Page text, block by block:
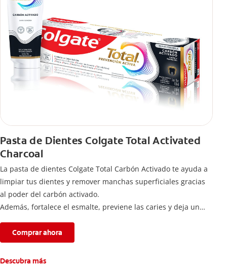
Pasta de Dientes Colgate Total Activated
Charcoal
La pasta de dientes Colgate Total Carbón Activado te ayuda a
limpiar tus dientes y remover manchas superficiales gracias
al poder del carbón activado.
Además, fortalece el esmalte, previene las caries y deja un
Comprar ahora
Descubra más